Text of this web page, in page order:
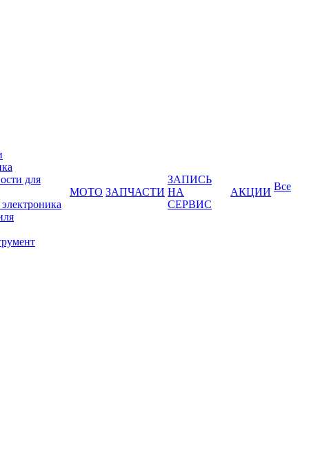
для
МОТО ЗАПЧАСТИ
ЗАПИСЬ
НА
СЕРВИС
АКЦИИ Все